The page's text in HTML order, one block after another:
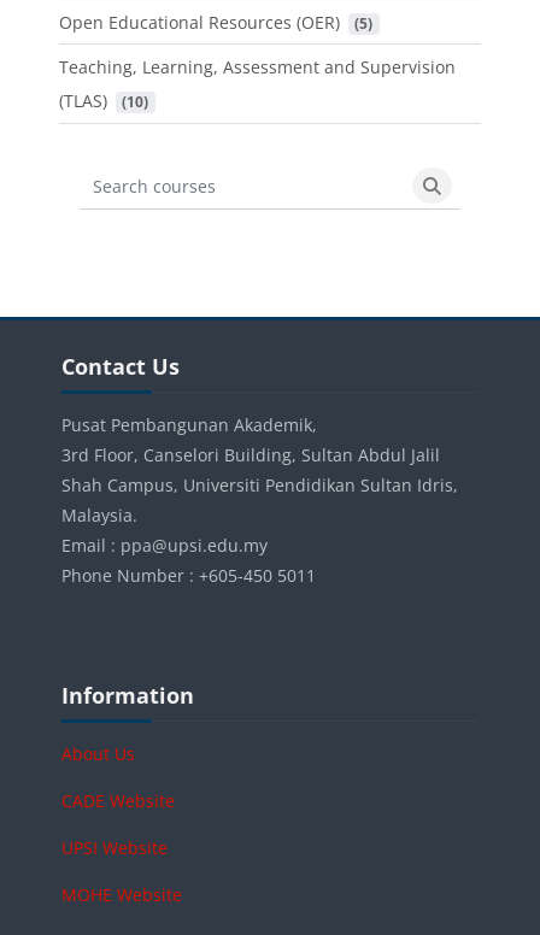
Open Educational Resources (OER) (5)
Teaching, Learning, Assessment and Supervision
(TLAS)
(10)
Search courses
Search
Blocks
Contact Us
Pusat Pembangunan Akademik,
3rd Floor, Canselori Building, Sultan Abdul Jalil
Shah Campus, Universiti Pendidikan Sultan Idris,
Malaysia.
Email : ppa@upsi.edu.my
Phone Number : +605-450 5011
Blocks
Information
About Us
CADE Website
UPSI Website
MOHE Website